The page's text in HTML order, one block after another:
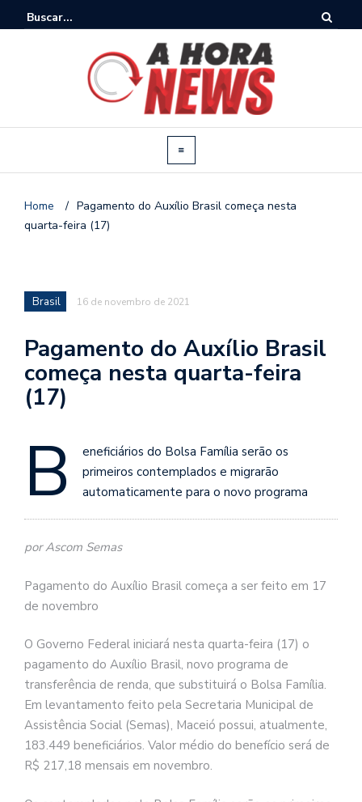
Home / Pagamento do Auxílio Brasil começa nesta
quarta-feira (17)
Brasil 16 de novembro de 2021
Pagamento do Auxílio Brasil
começa nesta quarta-feira
(17)
B
eneficiários do Bolsa Família serão os
primeiros contemplados e migrarão
automaticamente para o novo programa
por Ascom Semas
Pagamento do Auxílio Brasil começa a ser feito em 17
de novembro
O Governo Federal iniciará nesta quarta-feira (17) o
pagamento do Auxílio Brasil, novo programa de
transferência de renda, que substituirá o Bolsa Família.
Em levantamento feito pela Secretaria Municipal de
Assistência Social (Semas), Maceió possui, atualmente,
183.449 beneficiários. Valor médio do benefício será de
R$ 217,18 mensais em novembro.